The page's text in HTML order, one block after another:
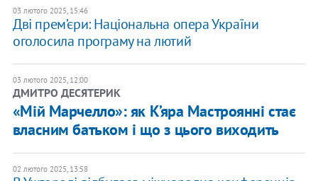
03 лютого 2025, 15:46
Дві прем’єри: Національна опера України
оголосила програму на лютий
03 лютого 2025, 12:00
ДМИТРО ДЕСЯТЕРИК
«Мій Марчелло»: як К’яра Мастроянні стає
власним батьком і що з цього виходить
02 лютого 2025, 13:58